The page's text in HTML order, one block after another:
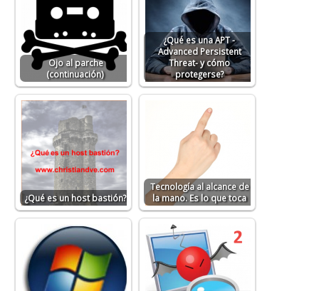
Ojo al parche
(continuación)
¿Qué es una APT -
Advanced Persistent
Threat- y cómo
protegerse?
¿Qué es un host bastión?
Tecnología al alcance de
la mano. Es lo que toca